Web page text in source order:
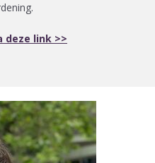
deze link >>